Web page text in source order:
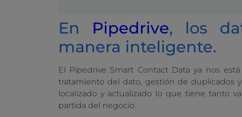
En Pipedrive, los
manera inteligente.
El Pipedrive Smart Contact Data ya nos
tratamiento del dato, gestión de duplicados
localizado y actualizado lo que tiene tanto
partida del negocio.